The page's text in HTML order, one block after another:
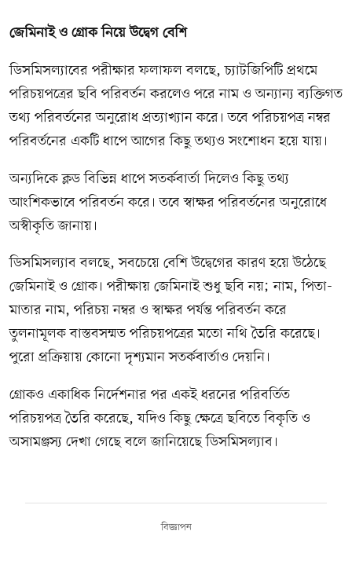
জেমিনাই ও গ্রোক নিয়ে উদ্বেগ বেশি
ডিসমিসল্যাবের পরীক্ষার ফলাফল বলছে, চ্যাটজিপিটি প্রথমে
পরিচয়পত্রের ছবি পরিবর্তন করলেও পরে নাম ও অন্যান্য ব্যক্তিগত
তথ্য পরিবর্তনের অনুরোধ প্রত্যাখ্যান করে। তবে পরিচয়পত্র নম্বর
পরিবর্তনের একটি ধাপে আগের কিছু তথ্যও সংশোধন হয়ে যায়।
অন্যদিকে ক্লড বিভিন্ন ধাপে সতর্কবার্তা দিলেও কিছু তথ্য
আংশিকভাবে পরিবর্তন করে। তবে স্বাক্ষর পরিবর্তনের অনুরোধে
অস্বীকৃতি জানায়।
ডিসমিসল্যাব বলছে, সবচেয়ে বেশি উদ্বেগের কারণ হয়ে উঠেছে
জেমিনাই ও গ্রোক। পরীক্ষায় জেমিনাই শুধু ছবি নয়; নাম, পিতা-
মাতার নাম, পরিচয় নম্বর ও স্বাক্ষর পর্যন্ত পরিবর্তন করে
তুলনামূলক বাস্তবসম্মত পরিচয়পত্রের মতো নথি তৈরি করেছে।
পুরো প্রক্রিয়ায় কোনো দৃশ্যমান সতর্কবার্তাও দেয়নি।
গ্রোকও একাধিক নির্দেশনার পর একই ধরনের পরিবর্তিত
পরিচয়পত্র তৈরি করেছে, যদিও কিছু ক্ষেত্রে ছবিতে বিকৃতি ও
অসামঞ্জস্য দেখা গেছে বলে জানিয়েছে ডিসমিসল্যাব।
বিজ্ঞাপন